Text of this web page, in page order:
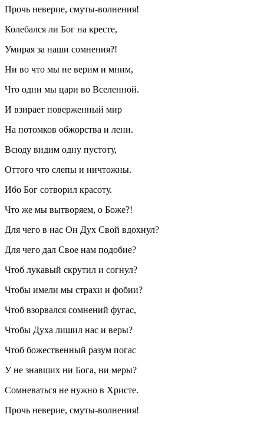
Прочь неверие, смуты-волнения!
Колебался ли Бог на кресте,
Умирая за наши сомнения?!
Ни во что мы не верим и мним,
Что одни мы цари во Вселенной.
И взирает поверженный мир
На потомков обжорства и лени.
Всюду видим одну пустоту,
Оттого что слепы и ничтожны.
Ибо Бог сотворил красоту.
Что же мы вытворяем, о Боже?!
Для чего в нас Он Дух Свой вдохнул?
Для чего дал Свое нам подобие?
Чтоб лукавый скрутил и согнул?
Чтобы имели мы страхи и фобии?
Чтоб взорвался сомнений фугас,
Чтобы Духа лишил нас и веры?
Чтоб божественный разум погас
У не знавших ни Бога, ни меры?
Сомневаться не нужно в Христе.
Прочь неверие, смуты-волнения!